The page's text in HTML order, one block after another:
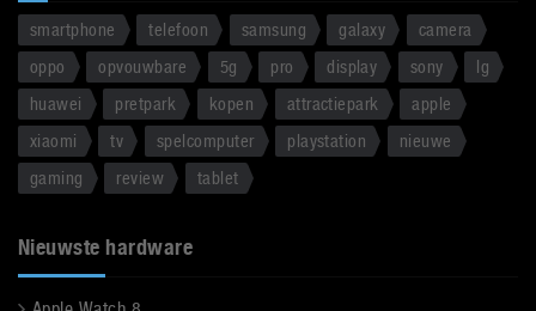
smartphone telefoon samsung galaxy
camera
oppo
opvouwbare 5g pro display sony
lg
huawei
pretpark kopen attractiepark
apple
xiaomi
tv spelcomputer playstation
nieuwe
gaming
review tablet
Nieuwste hardware